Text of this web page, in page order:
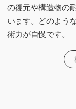
の復元や構造物の
います。どのよう
術力が自慢です。